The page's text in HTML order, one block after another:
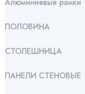
ПОЛОВИНА
СТОЛЕШНИЦА
ПАНЕЛИ СТЕНОВЫЕ